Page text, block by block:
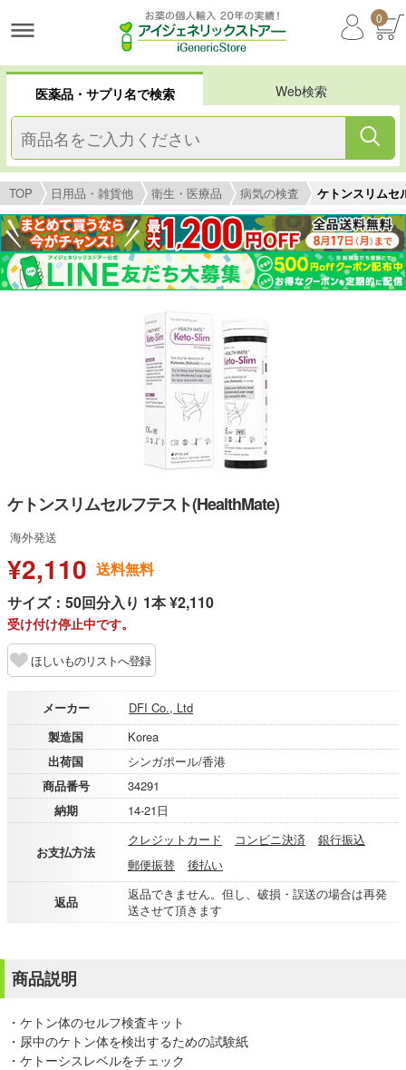
0
医薬品・サプリ名で検索 Web検索
TOP 日用品・雑貨他 衛生・医療品 病気の検査 ケトンスリムセ
ケトンスリムセルフテスト(HealthMate)
海外発送
¥2,110 送料無料
サイズ：50回分入り 1本 ¥2,110
受け付け停止中です。
ほしいものリストへ登録
メーカー
DFI Co., Ltd
製造国
Korea
出荷国
シンガポール/香港
商品番号
34291
納期
14-21日
お支払方法
クレジットカード コンビニ決済
銀行振込
郵便振替
後払い
返品
返品できません。但し、破損・誤送の場合は再発
送させて頂きます
商品説明
・ケトン体のセルフ検査キット
・尿中のケトン体を検出するための試験紙
・ケトーシスレベルをチェック